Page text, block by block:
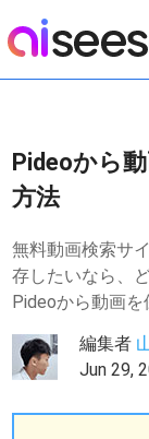
Pideoから
方法
無料動画検索サ
存したいなら、
Pideoから動画を
編集者
Jun 29,